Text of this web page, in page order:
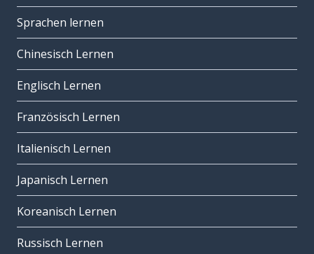
Sprachen lernen
Chinesisch Lernen
Englisch Lernen
Französisch Lernen
Italienisch Lernen
Japanisch Lernen
Koreanisch Lernen
Russisch Lernen